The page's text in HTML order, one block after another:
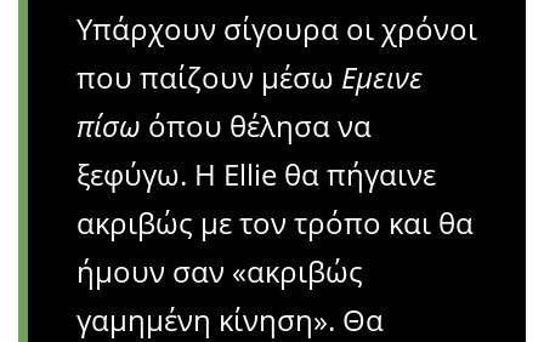
Υπάρχουν σίγουρα οι χρόνοι
που παίζουν μέσω Εμεινε
πίσω όπου θέλησα να
ξεφύγω. Η Ellie θα πήγαινε
ακριβώς με τον τρόπο και θα
ήμουν σαν «ακριβώς
γαμημένη κίνηση». Θα